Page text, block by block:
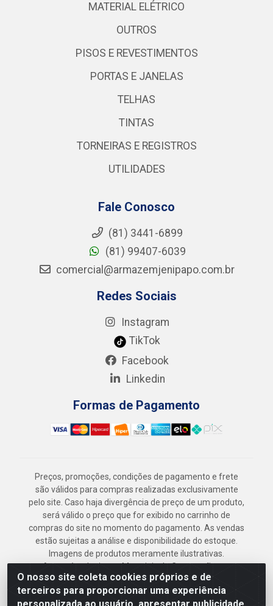
O nosso site coleta cookies próprios e de
terceiros para proporcionar uma experiência
MATERIAL ELÉTRICO
OUTROS
PISOS E REVESTIMENTOS
PORTAS E JANELAS
TELHAS
TINTAS
TORNEIRAS E REGISTROS
UTILIDADES
Fale Conosco
(81) 3441-6899
(81) 99407-6039
comercial@armazemjenipapo.com.br
Redes Sociais
Instagram
TikTok
Facebook
Linkedin
Formas de Pagamento
Preços, promoções, condições de pagamento e frete
são válidos para compras realizadas exclusivamente
pelo site. Caso haja divergência de preço de um produto,
será válido o preço que for exibido no carrinho de
compras do site no momento do pagamento. As vendas
estão sujeitas a análise e disponibilidade do estoque.
Imagens de produtos meramente ilustrativas.
Armazém Jenipapo Materiais de Construção em
Geral LTDA - Rua das Flores, 2691 - Guabiraba,
Recife/PE - CEP 52.291-630 - CNPJ